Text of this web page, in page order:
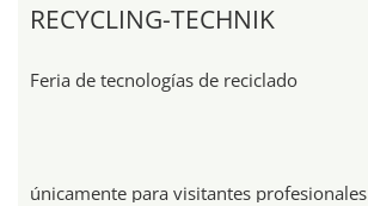
RECYCLING-TECHNIK
Feria de tecnologías de reciclado
únicamente para visitantes profesionales